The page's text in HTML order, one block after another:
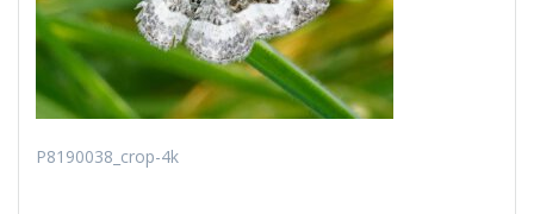
P8190038_crop-4k